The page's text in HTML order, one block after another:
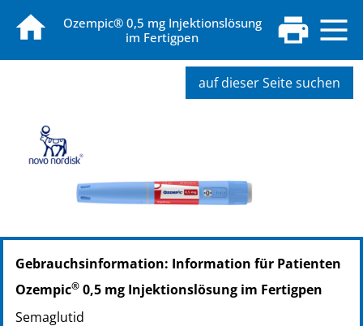
Ozempic® 0,5 mg Injektionslösung
im Fertigpen
auf dieser Seite suchen
PZN: 15398534
PPN: 111539853423
NTIN: 04150153985344
Gebrauchsinformation: Information für Patienten
Ozempic® 0,5 mg Injektionslösung im Fertigpen
Semaglutid